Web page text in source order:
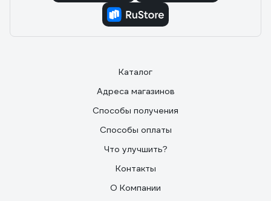
Каталог
Адреса магазинов
Способы получения
Способы оплаты
Что улучшить?
Контакты
О Компании